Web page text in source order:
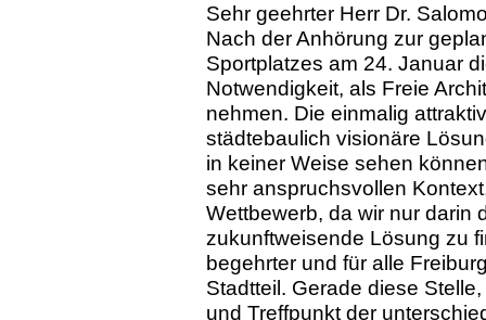
Sehr geehrter Herr Dr.
Nach der Anhörung zur
Sportplatzes am 24. Januar
Notwendigkeit, als Freie
nehmen. Die einmalig
städtebaulich visionäre
in keiner Weise sehen
sehr anspruchsvollen
Wettbewerb, da wir nur darin
zukunftweisende Lösung zu
begehrter und für alle
Stadtteil. Gerade diese
und Treffpunkt der